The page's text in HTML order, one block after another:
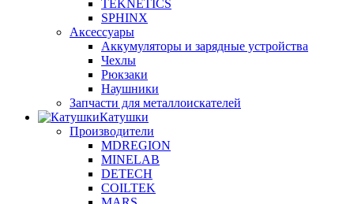
TEKNETICS
SPHINX
Аксессуары
Аккумуляторы и зарядные устройства
Чехлы
Рюкзаки
Наушники
Запчасти для металлоискателей
Катушки
Производители
MDREGION
MINELAB
DETECH
COILTEK